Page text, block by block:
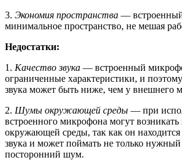
3. Экономия пространства —
минимальное пространство, не мешая
Недостатки:
1. Качество звука — встроенный
ограниченные характеристики, и
звука может быть ниже, чем у внешнего
2. Шумы окружающей среды — при
встроенного микрофона могут
окружающей среды, так как он
звука и может поймать не только нужный
посторонний шум.